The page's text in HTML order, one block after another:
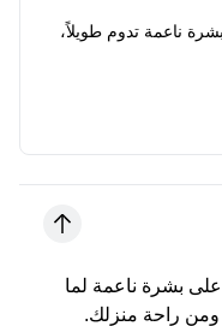
ناعمة تدوم طويلاً،
بشرة ناعمة لما
راحة منزلك.